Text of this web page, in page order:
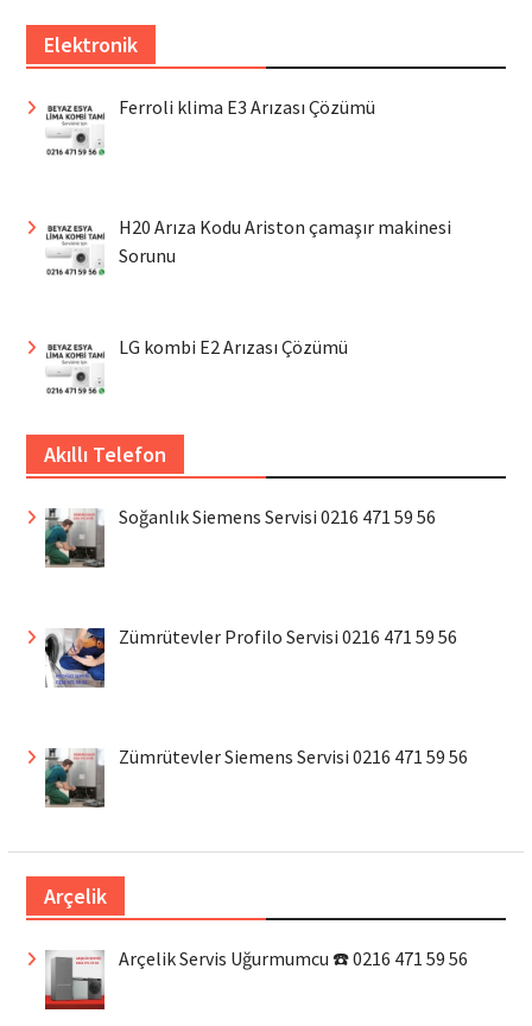
Elektronik
Ferroli klima E3 Arızası Çözümü
H20 Arıza Kodu Ariston çamaşır makinesi
Sorunu
LG kombi E2 Arızası Çözümü
Akıllı Telefon
Soğanlık Siemens Servisi 0216 471 59 56
Zümrütevler Profilo Servisi 0216 471 59 56
Zümrütevler Siemens Servisi 0216 471 59 56
Arçelik
Arçelik Servis Uğurmumcu ☎️ 0216 471 59 56